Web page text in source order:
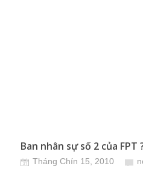
Ban nhân sự số 2 của FPT
Tháng Chín 15, 2010